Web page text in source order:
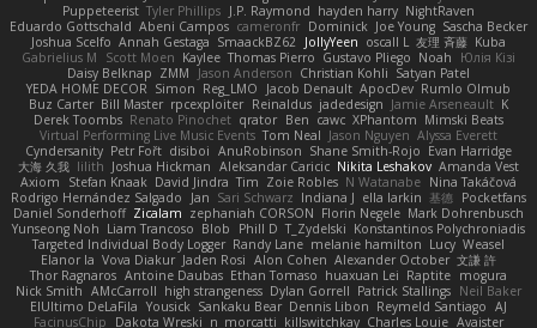
Puppeteerist Tyler Phillips J.P. Raymond hayden harry NightRaven
Eduardo Gottschald Abeni Campos cameronfr Dominick Joe Young Sascha Becker
Joshua Scelfo Annah Gestaga SmaackBZ62 JollyYeen oscall L 友理 斉藤 Kuba
Gabrielius M
Scott Moen Kaylee Thomas Pierro Gustavo Pliego Noah
Юлія Кізі
Daisy Belknap ZMM Jason Anderson Christian Kohli Satyan Patel
YEDA HOME DECOR Simon Reg_LMO Jacob Denault ApocDev Rumlo Olmub
Buz Carter Bill Master rpcexploiter Reinaldus jadedesign Jamie Arseneault K
Derek Toombs Renato Pinochet qrator Ben cawc XPhantom Mimski Beats
Virtual Performing Live Music Events Tom Neal Jason Nguyen Alyssa Everett
Cyndersanity Petr Fořt disiboi AnuRobinson Shane Smith-Rojo Evan Harridge
大海 久我 lilith Joshua Hickman Aleksandar Caricic Nikita Leshakov Amanda Vest
Axiom
Stefan Knaak David Jindra Tim Zoie Robles N Watanabe Nina Takáčová
Rodrigo Hernández Salgado
Jan Sari Schwarz Indiana J ella larkin 基德 Pocketfans
Daniel Sonderhoff Zicalam zephaniah CORSON Florin Negele Mark Dohrenbusch
Yunseong Noh Liam Trancoso Blob Phill D T_Zydelski Konstantinos Polychroniadis
Targeted Individual Body Logger Randy Lane melanie hamilton Lucy Weasel
Elanor la Vova Diakur Jaden Rosi Alon Cohen Alexander October 文謙 許
Thor Ragnaros Antoine Daubas Ethan Tomaso huaxuan Lei Raptite mogura
Nick Smith AMcCarroll high strangeness Dylan Gorrell Patrick Stallings Neil Baker
ElUltimo DeLaFila Yousick Sankaku Bear Dennis Libon Reymeld Santiago AJ
FacinusChip
Dakota Wreski n_morcatti killswitchkay Charles Louie Avaister